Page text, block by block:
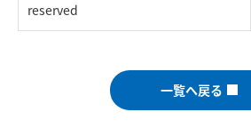
reserved
一覧へ戻る